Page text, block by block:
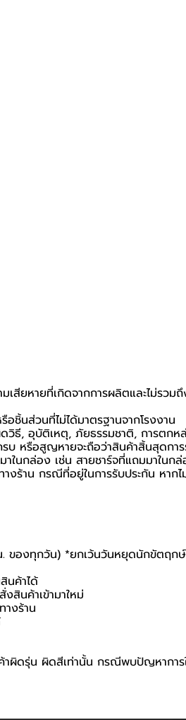
ยหายที่เกิดจากการผลิตและไม่รวมถึ
ชิ้นส่วนที่ไม่ได้มาตรฐานจากโรงงาน
ดวิธี, อุบัติเหตุ, ภัยธรรมชาติ, การตก
หรือสูญหายจะถือว่าสินค้าสิ้นสุดการ
นกล่อง เช่น สายชาร์จที่แถมมาในก
ร้าน กรณีที่อยู่ในการรับประกัน หา
องทุกวัน) *ยกเว้นวันหยุดนักขัตฤกษ์
นค้าได้
สินค้าเข้ามาใหม่
งร้าน
ผิดรุ่น ผิดสีเท่านั้น กรณีพบปัญหาการ